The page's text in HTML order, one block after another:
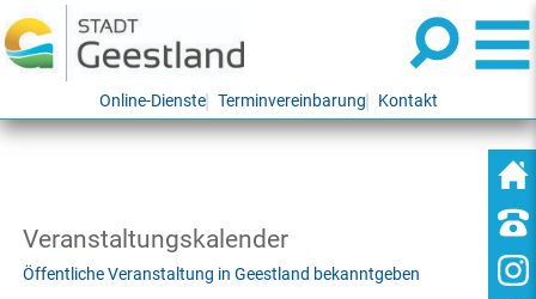
Online-Dienste Terminvereinbarung Kontakt
Veranstaltungskalender
Öffentliche Veranstaltung in Geestland bekanntgeben